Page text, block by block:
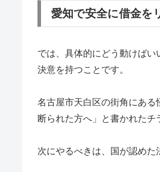
愛知で安全に借金を
では、具体的にどう動けば
決意を持つことです。
名古屋市天白区の街角にあ
断られた方へ」と書かれたチ
次にやるべきは、国が認めた